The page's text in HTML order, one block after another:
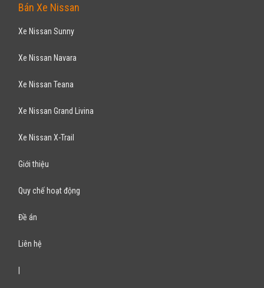
Bán Xe Nissan
Xe Nissan Sunny
Xe Nissan Navara
Xe Nissan Teana
Xe Nissan Grand Livina
Xe Nissan X-Trail
Giới thiệu
Quy chế hoạt động
Đề án
Liên hệ